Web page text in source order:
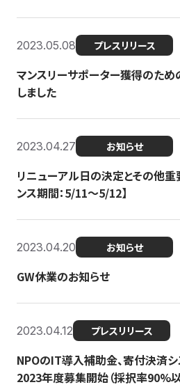
2023.05.08 プレスリリース
マンスリーサポーター獲得のた
しました
2023.04.27 お知らせ
リニューアル日の決定とその他重
ンス期間：5/11～5/12】
2023.04.20 お知らせ
GW休業のお知らせ
2023.04.12 プレスリリース
NPOのIT導入補助金、寄付決済シ
2023年度募集開始（採択率90%以